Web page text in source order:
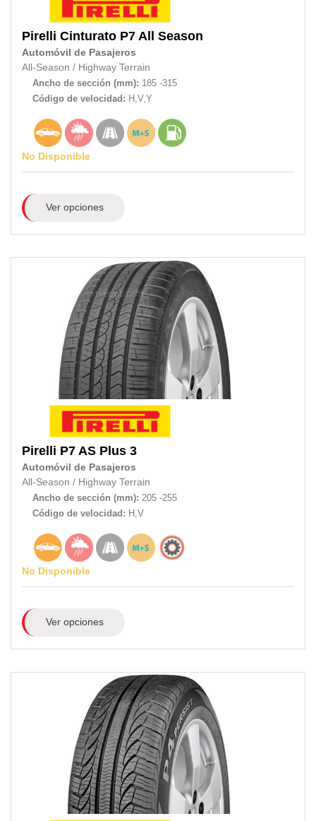
Pirelli Cinturato P7 All Season
Automóvil de Pasajeros
All-Season / Highway Terrain
Ancho de sección (mm): 185 -315
Código de velocidad: H,V,Y
No Disponible
Ver opciones
Pirelli P7 AS Plus 3
Automóvil de Pasajeros
All-Season / Highway Terrain
Ancho de sección (mm): 205 -255
Código de velocidad: H,V
No Disponible
Ver opciones